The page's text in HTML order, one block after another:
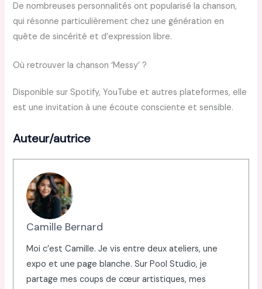
De nombreuses personnalités ont popularisé la chanson,
qui résonne particulièrement chez une génération en
quête de sincérité et d’expression libre.
Où retrouver la chanson ‘Messy’ ?
Disponible sur Spotify, YouTube et autres plateformes, elle
est une invitation à une écoute consciente et sensible.
Auteur/autrice
Camille Bernard
Moi c’est Camille. Je vis entre deux ateliers, une
expo et une page blanche. Sur Pool Studio, je
partage mes coups de cœur artistiques, mes